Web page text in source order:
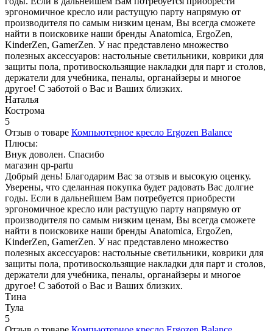
эргономичное кресло или растущую парту напрямую от
производителя по самым низким ценам, Вы всегда сможете
найти в поисковике наши бренды Anatomica, ErgoZen,
KinderZen, GamerZen. У нас представлено множество
полезных аксессуаров: настольные светильники, коврики для
защиты пола, противоскользящие накладки для парт и столов,
держатели для учебника, пеналы, органайзеры и многое
другое! С заботой о Вас и Ваших близких.
Наталья
Кострома
5
Отзыв о товаре Компьютерное кресло Ergozen Balance
Плюсы:
Внук доволен. Спасибо
магазин qp-partu
Добрый день! Благодарим Вас за отзыв и высокую оценку.
Уверены, что сделанная покупка будет радовать Вас долгие
годы. Если в дальнейшем Вам потребуется приобрести
эргономичное кресло или растущую парту напрямую от
производителя по самым низким ценам, Вы всегда сможете
найти в поисковике наши бренды Anatomica, ErgoZen,
KinderZen, GamerZen. У нас представлено множество
полезных аксессуаров: настольные светильники, коврики для
защиты пола, противоскользящие накладки для парт и столов,
держатели для учебника, пеналы, органайзеры и многое
другое! С заботой о Вас и Ваших близких.
Тина
Тула
5